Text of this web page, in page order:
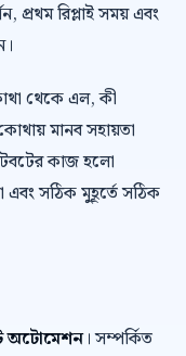
প্রথম রিপ্লাই সময় এবং
থেকে এল, কী
মানব সহায়তা
কাজ হলো
সঠিক মুহূর্তে সঠিক
অটোমেশন। সম্পর্কিত